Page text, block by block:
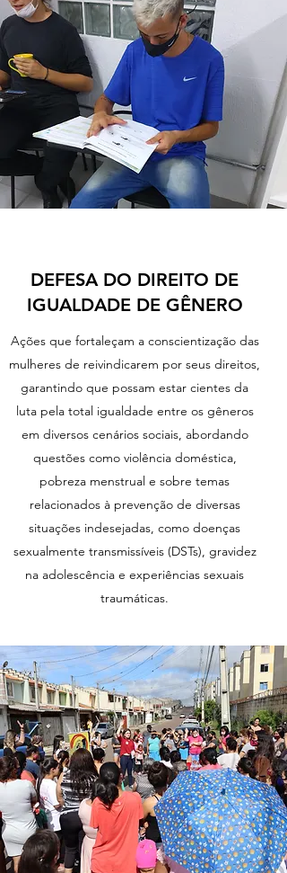
DEFESA DO DIREITO DE
IGUALDADE DE GÊNERO
Ações que fortaleçam a conscientização das
mulheres de reivindicarem por seus direitos,
garantindo que possam estar cientes da
luta pela total igualdade entre os gêneros
em diversos cenários sociais, abordando
questões como violência doméstica,
pobreza menstrual e sobre temas
relacionados à prevenção de diversas
situações indesejadas, como doenças
sexualmente transmissíveis (DSTs), gravidez
na adolescência e experiências sexuais
traumáticas.